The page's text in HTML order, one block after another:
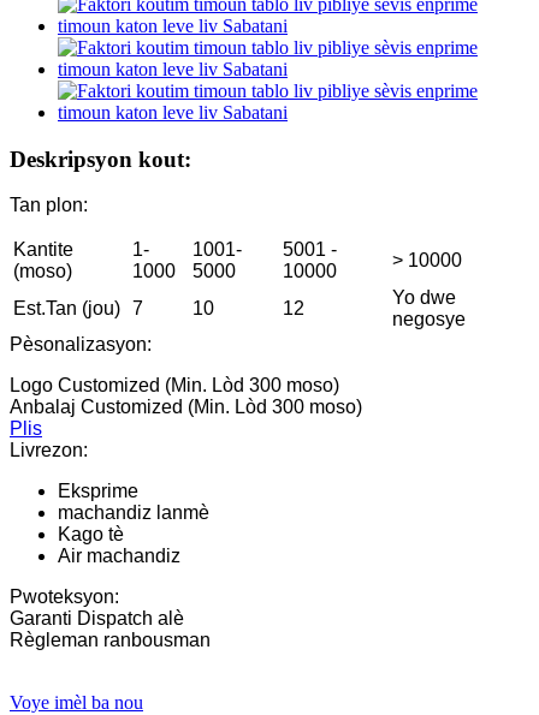
Deskripsyon kout:
Tan plon:
Kantite
(moso)
1-
1000
1001-
5000
5001 -
10000
> 10000
Est.Tan (jou) 7 10 12
Yo dwe
negosye
Pèsonalizasyon:
Logo Customized (Min. Lòd 300 moso)
Anbalaj Customized (Min. Lòd 300 moso)
Plis
Livrezon:
Eksprime
machandiz lanmè
Kago tè
Air machandiz
Pwoteksyon:
Garanti Dispatch alè
Règleman ranbousman
Voye imèl ba nou